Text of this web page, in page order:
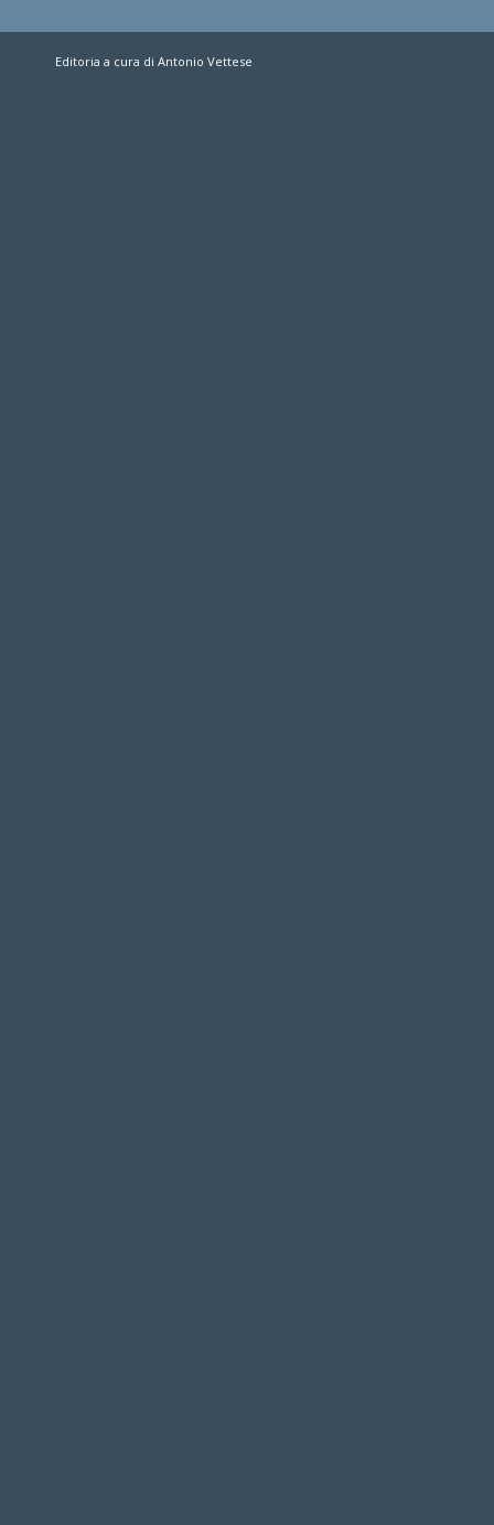
Editoria a cura di Antonio Vettese